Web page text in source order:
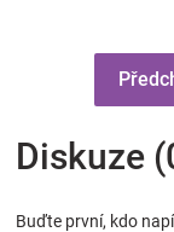
Diskuze
Buďte první, kdo